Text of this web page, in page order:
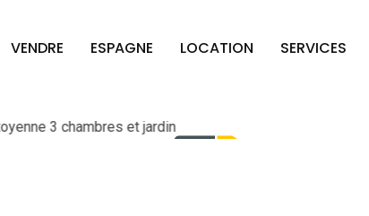
VENDRE ESPAGNE LOCATION SERVICES